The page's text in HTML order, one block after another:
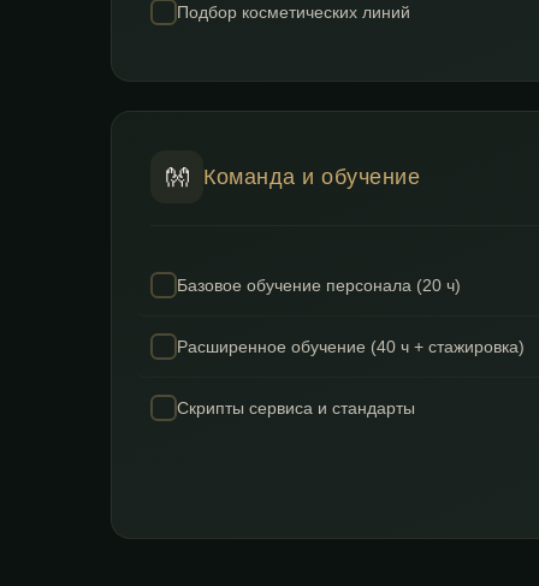
Подбор косметических линий
👐 Команда и обучение
Базовое обучение персонала (20 ч)
Расширенное обучение (40 ч + стажировка)
Скрипты сервиса и стандарты